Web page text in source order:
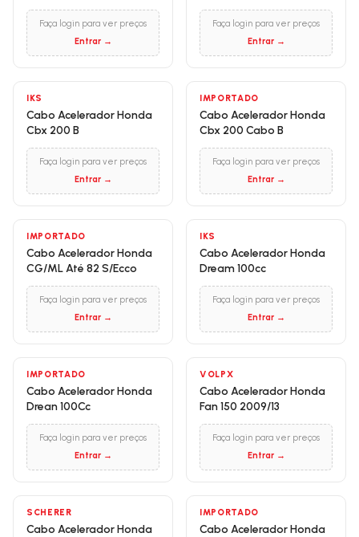
Faça login para ver preços
Entrar →
Faça login para ver preços
Entrar →
IKS
Cabo Acelerador Honda
Cbx 200 B
Faça login para ver preços
Entrar →
IMPORTADO
Cabo Acelerador Honda
Cbx 200 Cabo B
Faça login para ver preços
Entrar →
IMPORTADO
Cabo Acelerador Honda
CG/ML Até 82 S/Ecco
Faça login para ver preços
Entrar →
IKS
Cabo Acelerador Honda
Dream 100cc
Faça login para ver preços
Entrar →
IMPORTADO
Cabo Acelerador Honda
Drean 100Cc
Faça login para ver preços
Entrar →
VOLPX
Cabo Acelerador Honda
Fan 150 2009/13
Faça login para ver preços
Entrar →
SCHERER
Cabo Acelerador Honda
IMPORTADO
Cabo Acelerador Honda